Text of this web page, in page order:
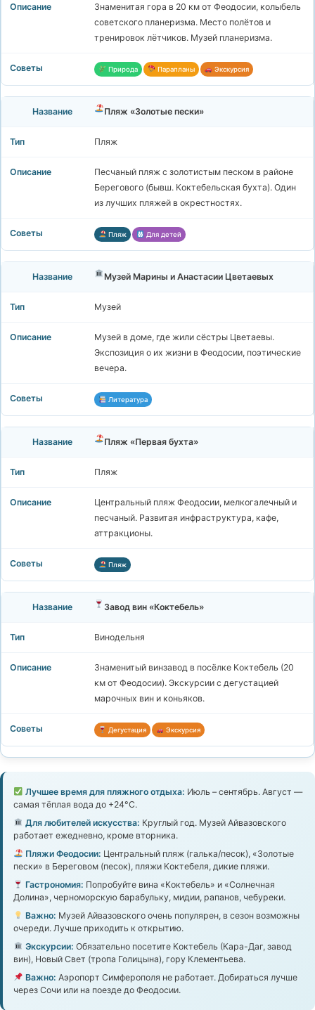
Знаменитая гора в 20 км от Феодосии, колыбель
советского планеризма. Место полётов и
тренировок лётчиков. Музей планеризма.
Природа Парапланы Экскурсия
Пляж «Золотые пески»
Пляж
Песчаный пляж с золотистым песком в районе
Берегового (бывш. Коктебельская бухта). Один
из лучших пляжей в окрестностях.
Пляж Для детей
Музей Марины и Анастасии Цветаевых
Музей
Музей в доме, где жили сёстры Цветаевы.
Экспозиция о их жизни в Феодосии, поэтические
вечера.
Литература
Пляж «Первая бухта»
Пляж
Центральный пляж Феодосии, мелкогалечный и
песчаный. Развитая инфраструктура, кафе,
аттракционы.
Пляж
Завод вин «Коктебель»
Винодельня
Знаменитый винзавод в посёлке Коктебель (20
км от Феодосии). Экскурсии с дегустацией
марочных вин и коньяков.
Дегустация Экскурсия
Лучшее время для пляжного отдыха: Июль – сентябрь. Август —
самая тёплая вода до +24°C.
Для любителей искусства: Круглый год. Музей Айвазовского
работает ежедневно, кроме вторника.
Пляжи Феодосии: Центральный пляж (галька/песок), «Золотые
пески» в Береговом (песок), пляжи Коктебеля, дикие пляжи.
Гастрономия: Попробуйте вина «Коктебель» и «Солнечная
Долина», черноморскую барабульку, мидии, рапанов, чебуреки.
Важно: Музей Айвазовского очень популярен, в сезон возможны
очереди. Лучше приходить к открытию.
Экскурсии: Обязательно посетите Коктебель (Кара-Даг, завод
вин), Новый Свет (тропа Голицына), гору Клементьева.
Важно: Аэропорт Симферополя не работает. Добираться лучше
через Сочи или на поезде до Феодосии.